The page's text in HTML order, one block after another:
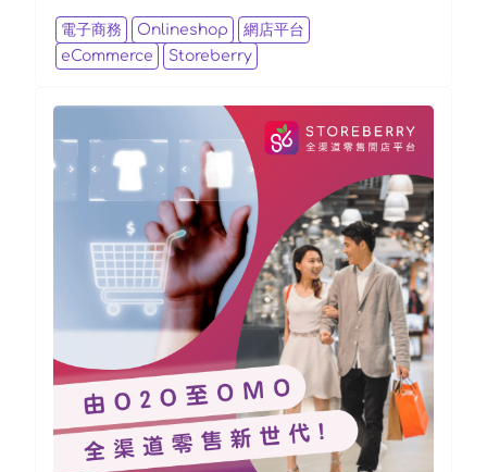
電子商務 Onlineshop
網店平台
eCommerce
Storeberry